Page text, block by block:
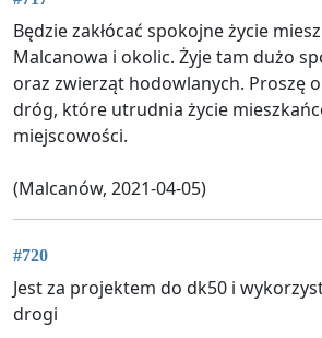
Będzie zakłócać spokojne życie
Malcanowa i okolic. Żyje tam dużo
oraz zwierząt hodowlanych. Proszę
dróg, które utrudnia życie
miejscowości.
(Malcanów, 2021-04-05)
#720
Jest za projektem do dk50 i
drogi